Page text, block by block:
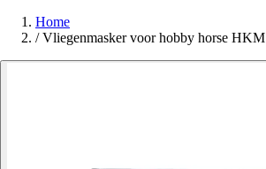
Home
/ Vliegenmasker voor hobby horse HKM